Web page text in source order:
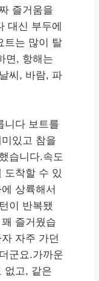
즐거움을
대신 부두에
트는 많이 탈
면, 항해는
씨, 바람, 파
니다 보트를
있고 참을
습니다.속도
도착할 수 있
상륙해서
이 반복됐
즐거웠습
자주 가던
군요.가까운
없고, 같은